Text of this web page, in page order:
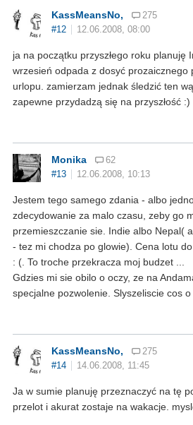
KassMeansNo,
275
#12
12.06.2008, 08:00
ja na początku przyszłego roku planuję
wrzesień odpada z dosyć prozaicznego
urlopu. zamierzam jednak śledzić ten
zapewne przydadzą się na przyszłość :)
Monika
62
#13
12.06.2008, 10:13
Jestem tego samego zdania - albo
zdecydowanie za malo czasu, zeby go
przemieszczanie sie. Indie albo Nepal(
- tez mi chodza po glowie). Cena lotu
: (. To troche przekracza moj budzet ...
Gdzies mi sie obilo o oczy, ze na
specjalne pozwolenie. Slyszeliscie cos
KassMeansNo,
275
#14
14.06.2008, 11:45
Ja w sumie planuję przeznaczyć na tę
przelot i akurat zostaje na wakacje.